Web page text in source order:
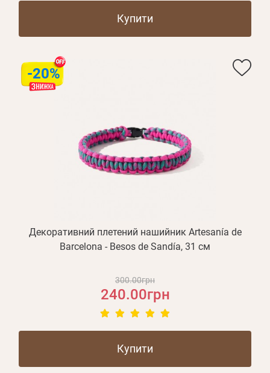
Купити
-20%
Декоративний плетений нашийник Artesanía de
Barcelona - Besos de Sandía, 31 см
300.00грн
240.00грн
Купити